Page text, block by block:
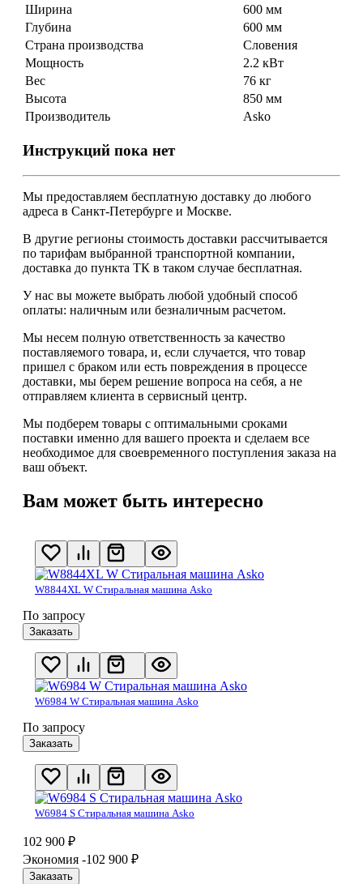
Ширина
600 мм
Глубина
600 мм
Страна производства
Словения
Мощность
2.2 кВт
Вес
76 кг
Высота
850 мм
Производитель
Asko
Инструкций пока нет
Мы предоставляем бесплатную доставку до любого
адреса в Санкт-Петербурге и Москве.
В другие регионы стоимость доставки рассчитывается
по тарифам выбранной транспортной компании,
доставка до пункта ТК в таком случае бесплатная.
У нас вы можете выбрать любой удобный способ
оплаты: наличным или безналичным расчетом.
Мы несем полную ответственность за качество
поставляемого товара, и, если случается, что товар
пришел с браком или есть повреждения в процессе
доставки, мы берем решение вопроса на себя, а не
отправляем клиента в сервисный центр.
Мы подберем товары с оптимальными сроками
поставки именно для вашего проекта и сделаем все
необходимое для своевременного поступления заказа на
ваш объект.
Вам может быть интересно
W8844XL W Стиральная машина Asko
По запросу
Заказать
W6984 W Стиральная машина Asko
По запросу
Заказать
W6984 S Стиральная машина Asko
102 900 ₽
Экономия -102 900 ₽
Заказать